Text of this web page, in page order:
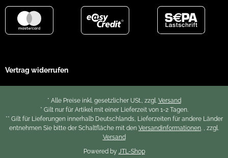
Vertrag widerrufen
* Alle Preise inkl. gesetzlicher USt., zzgl. Versand
* Gilt nur für Artikel mit einer Lieferzeit von 1-2 Tagen.
** Gilt für Lieferungen innerhalb Deutschlands, Lieferzeiten für andere Länder
entnehmen Sie bitte der Schaltfläche mit den Versandinformationen. , zzgl.
Versand
Powered by JTL-Shop